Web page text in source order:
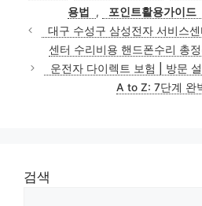
용법
, 포인트활용가이드
대구 수성구 삼성전자 서비스
센터 수리비용 핸드폰수리 총
운전자 다이렉트 보험 | 방문
A to Z: 7단계 완
검색